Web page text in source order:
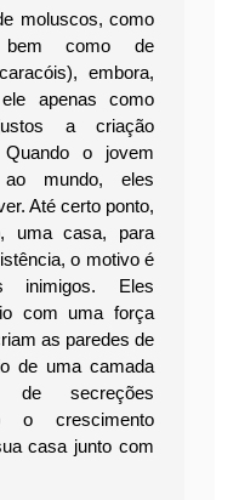
moluscos, como
bem como de
embora,
apenas como
a criação
Quando o jovem
mundo, eles
Até certo ponto,
uma casa, para
o motivo é
Eles
com uma força
as paredes de
de uma camada
de secreções
o crescimento
casa junto com